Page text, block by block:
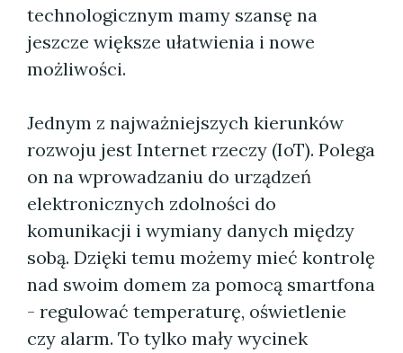
technologicznym mamy szansę na
jeszcze większe ułatwienia i nowe
możliwości.
Jednym z najważniejszych kierunków
rozwoju jest Internet rzeczy (IoT). Polega
on na wprowadzaniu do urządzeń
elektronicznych zdolności do
komunikacji i wymiany danych między
sobą. Dzięki temu możemy mieć kontrolę
nad swoim domem za pomocą smartfona
- regulować temperaturę, oświetlenie
czy alarm. To tylko mały wycinek